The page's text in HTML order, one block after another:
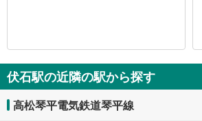
伏石駅の近隣の駅から探す
高松琴平電気鉄道琴平線